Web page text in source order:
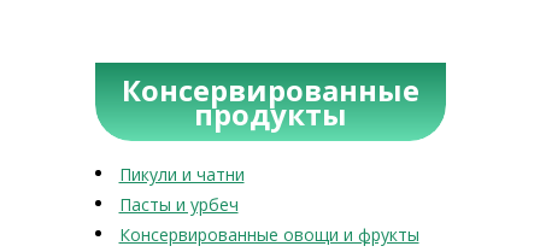
Консервированные
продукты
Пикули и чатни
Пасты и урбеч
Консервированные овощи и фрукты